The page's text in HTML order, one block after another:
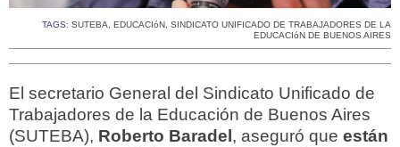
TAGS: SUTEBA, EDUCACIóN, SINDICATO UNIFICADO DE TRABAJADORES DE LA
EDUCACIóN DE BUENOS AIRES
El secretario General del Sindicato Unificado de
Trabajadores de la Educación de Buenos Aires
(SUTEBA), Roberto Baradel , aseguró que están